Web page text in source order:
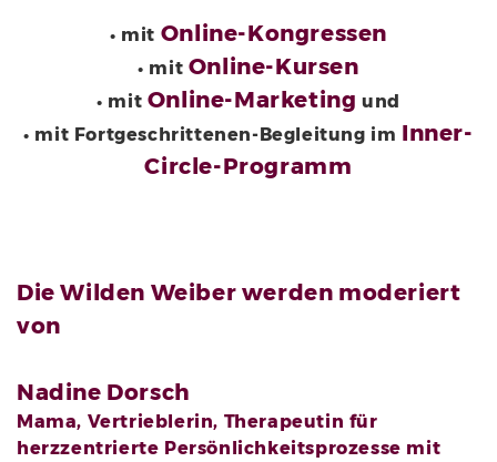
• mit Online-Kongressen
• mit Online-Kursen
• mit Online-Marketing und
• mit Fortgeschrittenen-Begleitung im Inner-
Circle-Programm
Die Wilden Weiber werden moderiert
von
Nadine Dorsch
Mama, Vertrieblerin, Therapeutin für
herzzentrierte Persönlichkeitsprozesse mit